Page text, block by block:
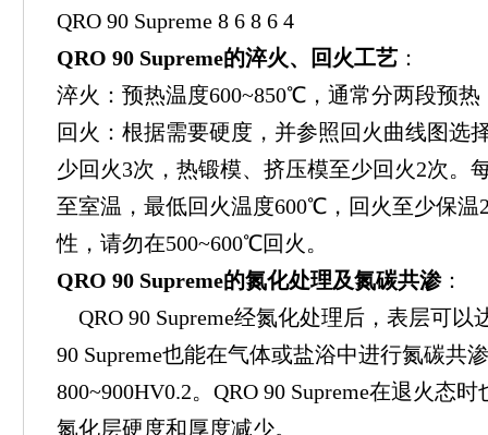
QRO 90 Supreme 8 6 8 6 4
QRO 90 Supreme的淬火、回火工艺 ：
淬火：预热温度600~850℃，通常分两段预
回火：根据需要硬度，并参照回火曲线图选
少回火3次，热锻模、挤压模至少回火2次。
至室温，最低回火温度600℃，回火至少保温
性，请勿在500~600℃回火。
QRO 90 Supreme的氮化处理及氮碳共渗：
QRO 90 Supreme经氮化处理后，表层可以
90 Supreme也能在气体或盐浴中进行氮碳共
800~900HV0.2。QRO 90 Supreme在退火态
氮化层硬度和厚度减少。